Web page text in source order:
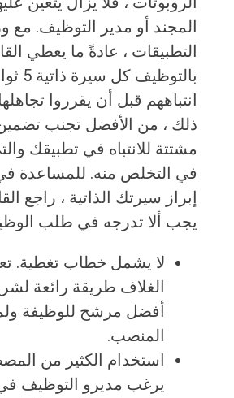
المجند أو مدير التوظيف. مع
التطبيقات ، عادةً ما يعطي
انتباههم قبل أن يقرروا
ذلك ، من الأفضل تجنب
مشتتة للانتباه في تطبيقك
في التخلص منه. للمساعدة
إبراز سيرتك الذاتية ، راجع
يجب ألا تدرجه في طلب
لا يشمل خطاب تغطية.
الغلاف طريقة رائعة
أفضل مرشح للوظيفة
المنصب.
استخدام الكثير من
يرغب مديرو التوظيف